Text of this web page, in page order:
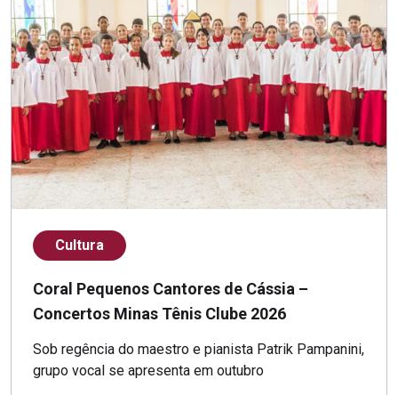
Cultura
Coral Pequenos Cantores de Cássia –
Concertos Minas Tênis Clube 2026
Sob regência do maestro e pianista Patrik Pampanini,
grupo vocal se apresenta em outubro